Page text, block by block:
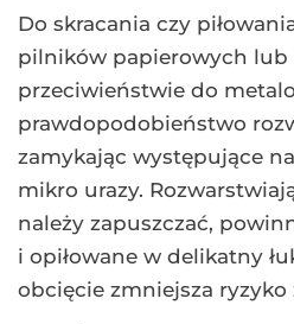
Do skracania czy
pilników papierowych lub
przeciwieństwie do
prawdopodobieństwo
zamykając występujące
mikro urazy.
należy zapuszczać,
i opiłowane w delikatny
obcięcie zmniejsza ryzyko